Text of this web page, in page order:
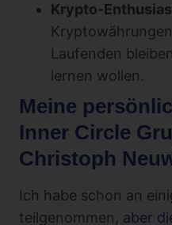
Krypto-
Laufenden
lernen wollen.
Meine
Inner Circle
Christoph
Ich habe schon an
teilgenommen, aber